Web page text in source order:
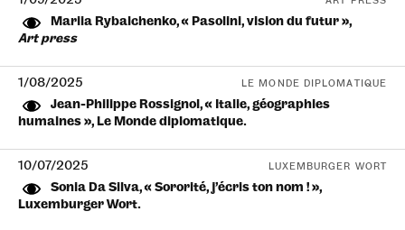
Mariia Rybalchenko, « Pasolini, vision du futur »,
Art press
1/08/2025
Jean-Philippe Rossignol, « Italie, géographies
humaines », Le Monde diplomatique.
LE MONDE DIPLOMATIQUE
10/07/2025
Sonia Da Silva, « Sororité, j’écris ton nom ! »,
Luxemburger Wort.
LUXEMBURGER WORT